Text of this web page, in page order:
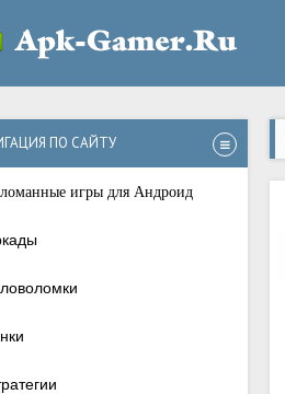
ПО САЙТУ
игры для Андроид